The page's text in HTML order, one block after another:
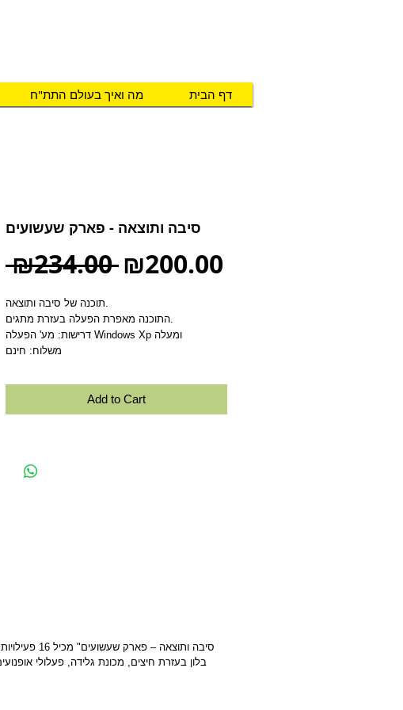
מה ואיך בעולם התת"ח דף הבית
סיבה ותוצאה - פארק שעשועים
₪234.00 Regular
₪200.00Sale
תוכנה של סיבה ותוצאה.
התוכנה מאפרת הפעלה בעזרת מתגים.
דרישות: מע' הפעלה Windows Xp ומעלה
משלוח: חינם
Add to Cart
סיבה